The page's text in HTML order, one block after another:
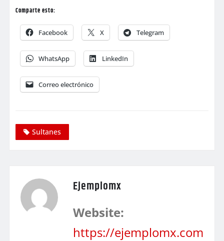
Comparte esto:
Facebook X Telegram
WhatsApp LinkedIn
Correo electrónico
Sultanes
Ejemplomx
Website:
https://ejemplomx.com